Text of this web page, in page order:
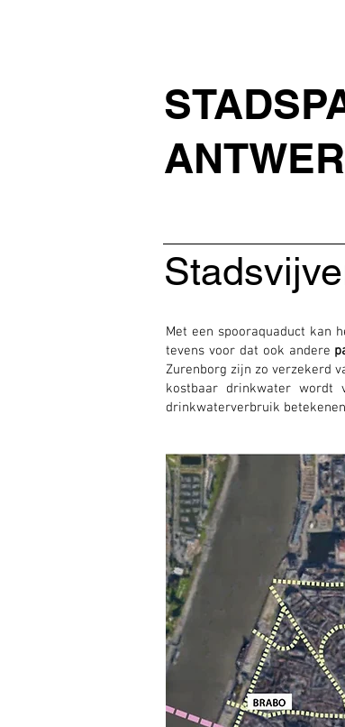
Met een spooraquaduct kan
tevens voor dat ook andere
Zurenborg zijn zo verzekerd
kostbaar drinkwater wordt
drinkwaterverbruik